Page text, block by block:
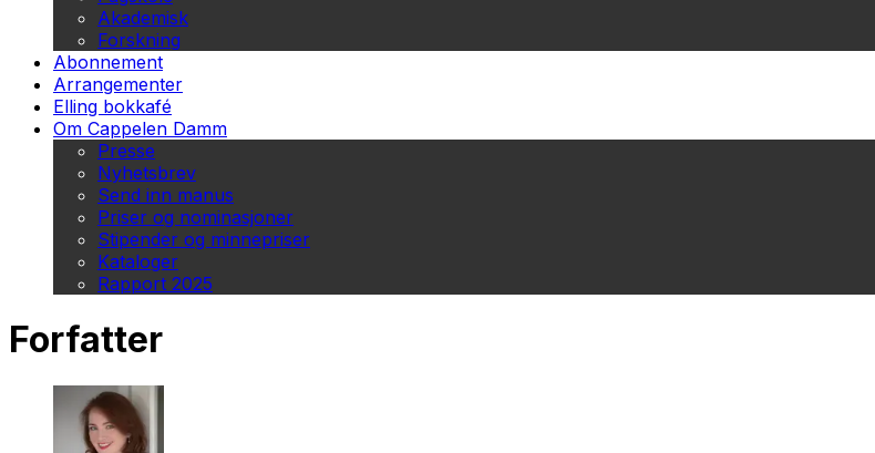
Akademisk
Forskning
Abonnement
Arrangementer
Elling bokkafé
Om Cappelen Damm
Presse
Nyhetsbrev
Send inn manus
Priser og nominasjoner
Stipender og minnepriser
Kataloger
Rapport 2025
Forfatter